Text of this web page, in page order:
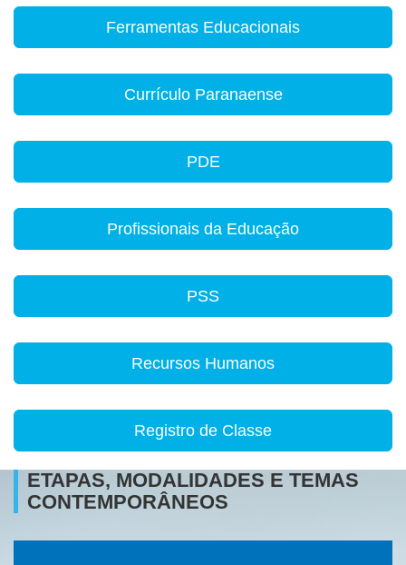
Ferramentas Educacionais
Currículo Paranaense
PDE
Profissionais da Educação
PSS
Recursos Humanos
Registro de Classe
ETAPAS, MODALIDADES E TEMAS
CONTEMPORÂNEOS